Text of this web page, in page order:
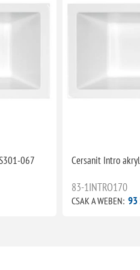
067 Cersanit Intro
83-1INTRO170
CSAK A WEBEN: 93